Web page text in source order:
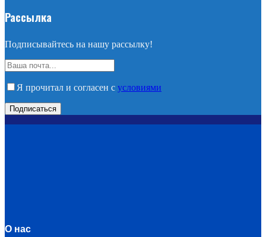
Рассылка
Подписывайтесь на нашу рассылку!
Я прочитал и согласен с условиями
О нас